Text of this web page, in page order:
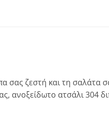
σας ζεστή και τη σαλάτα
ανοξείδωτο ατσάλι 304